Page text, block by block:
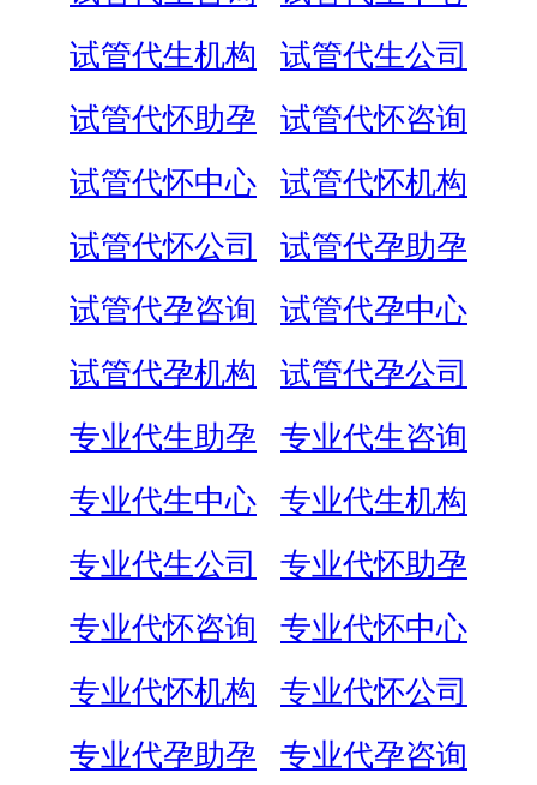
试管代生机构
试管代生公司
试管代怀助孕
试管代怀咨询
试管代怀中心
试管代怀机构
试管代怀公司
试管代孕助孕
试管代孕咨询
试管代孕中心
试管代孕机构
试管代孕公司
专业代生助孕
专业代生咨询
专业代生中心
专业代生机构
专业代生公司
专业代怀助孕
专业代怀咨询
专业代怀中心
专业代怀机构
专业代怀公司
专业代孕助孕
专业代孕咨询